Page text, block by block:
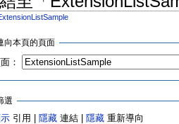
向本頁的頁面
：
選
引用 | 隱藏 連結 | 隱藏 重新導向